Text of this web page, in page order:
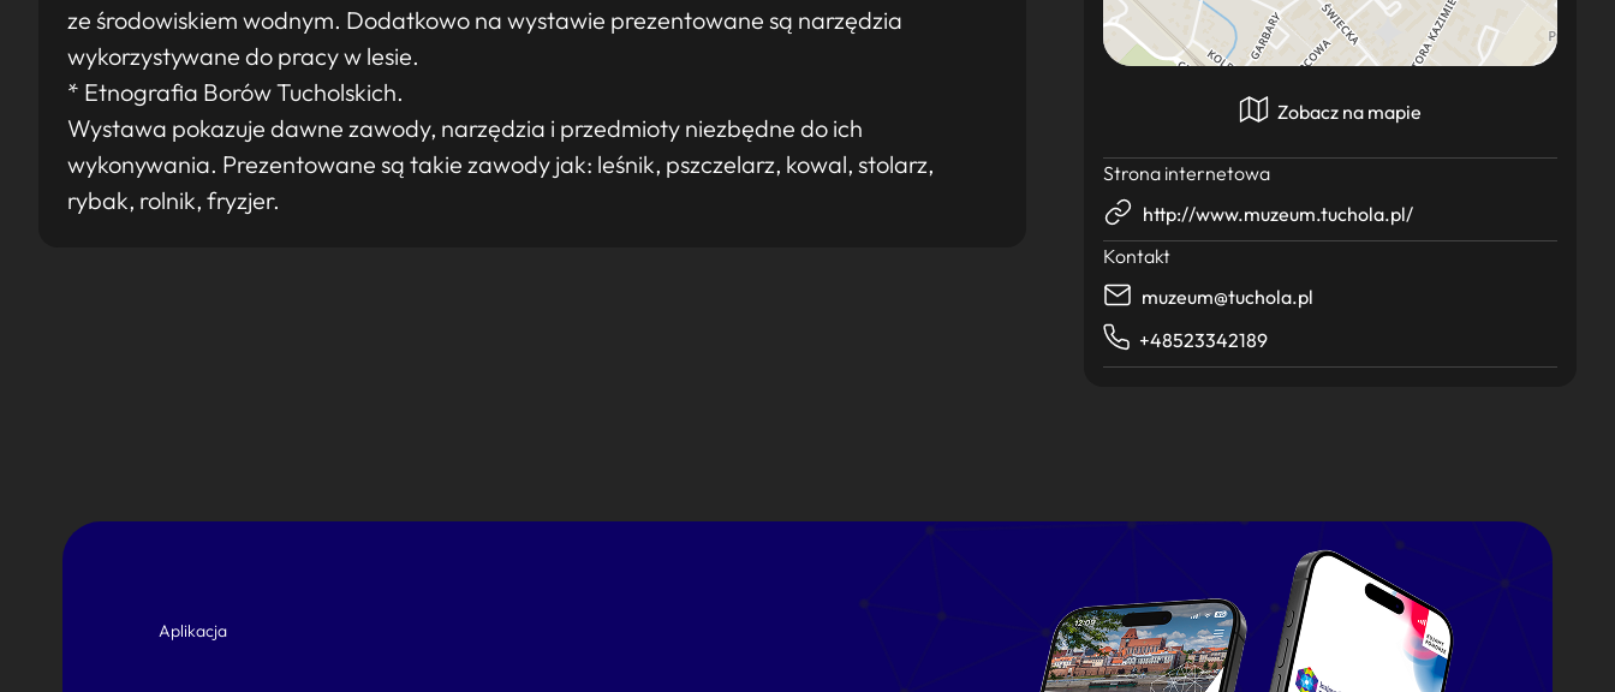
ze środowiskiem wodnym. Dodatkowo na wystawie prezentowane są narzędzia
wykorzystywane do pracy w lesie.
* Etnografia Borów Tucholskich.
Wystawa pokazuje dawne zawody, narzędzia i przedmioty niezbędne do ich
wykonywania. Prezentowane są takie zawody jak: leśnik, pszczelarz, kowal, stolarz,
rybak, rolnik, fryzjer.
Zobacz na mapie
Strona internetowa
http://www.muzeum.tuchola.pl/
Kontakt
muzeum@tuchola.pl
+48523342189
Aplikacja